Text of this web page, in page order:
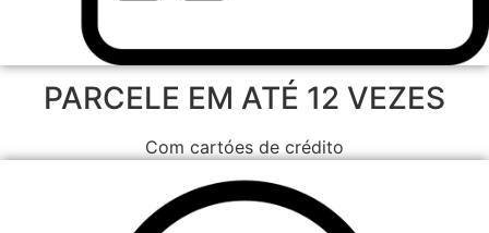
PARCELE EM ATÉ 12 VEZES
Com cartóes de crédito